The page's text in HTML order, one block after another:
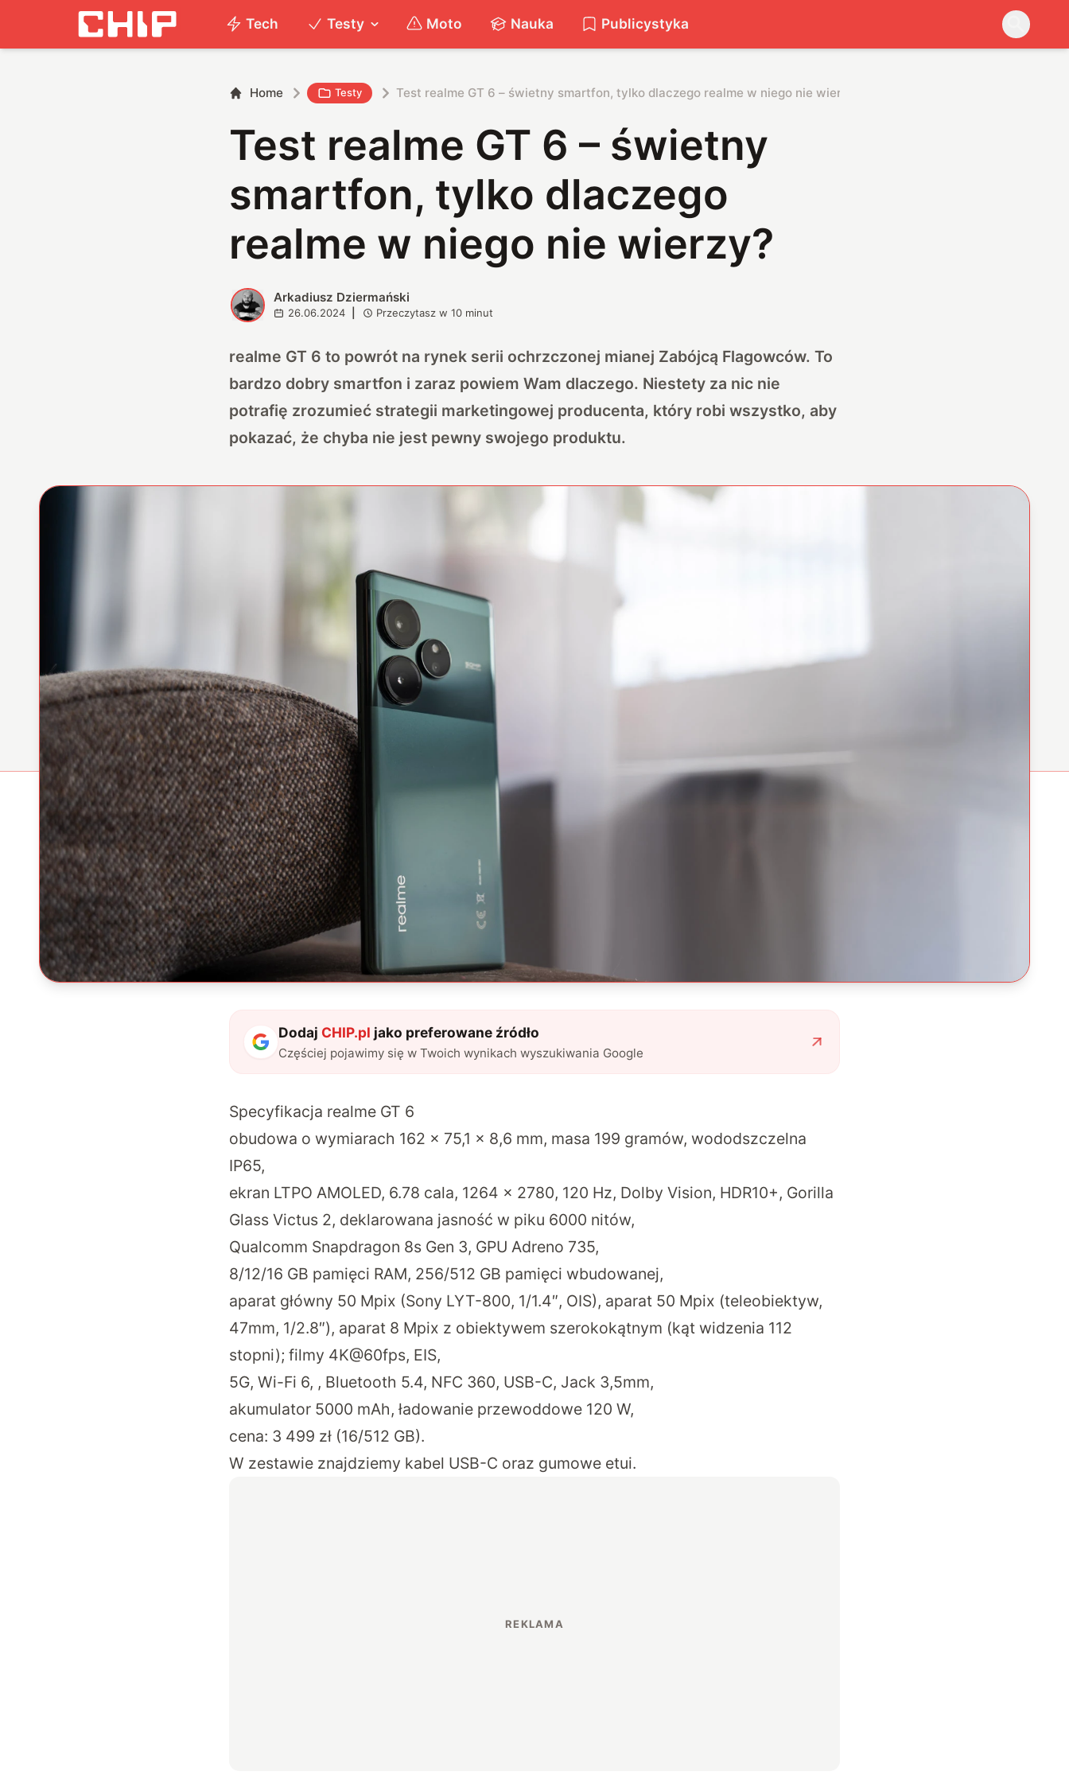
Tech Testy Moto Nauka Publicystyka
Home Testy Test realme GT 6 – świetny smartfon, tylko dlaczego realme w niego nie wierzy?
Test realme GT 6 – świetny
smartfon, tylko dlaczego
realme w niego nie wierzy?
A Arkadiusz Dziermański
26.06.2024 Przeczytasz w10 minut
realme GT 6 to powrót na rynek serii ochrzczonej mianej Zabójcą Flagowców. To
bardzo dobry smartfon i zaraz powiem Wam dlaczego. Niestety za nic nie
potrafię zrozumieć strategii marketingowej producenta, który robi wszystko, aby
pokazać, że chyba nie jest pewny swojego produktu.
Dodaj CHIP.pl jako preferowane źródło
Częściej pojawimy się w Twoich wynikach wyszukiwania Google
Specyfikacja realme GT 6
obudowa o wymiarach 162 x 75,1 x 8,6 mm, masa 199 gramów, wododszczelna
IP65,
ekran LTPO AMOLED, 6.78 cala, 1264 x 2780, 120 Hz, Dolby Vision, HDR10+, Gorilla
Glass Victus 2, deklarowana jasność w piku 6000 nitów,
Qualcomm Snapdragon 8s Gen 3, GPU Adreno 735,
8/12/16 GB pamięci RAM, 256/512 GB pamięci wbudowanej,
aparat główny 50 Mpix (Sony LYT-800, 1/1.4″, OIS), aparat 50 Mpix (teleobiektyw,
47mm, 1/2.8″), aparat 8 Mpix z obiektywem szerokokątnym (kąt widzenia 112
stopni); filmy 4K@60fps, EIS,
5G, Wi-Fi 6, , Bluetooth 5.4, NFC 360, USB-C, Jack 3,5mm,
akumulator 5000 mAh, ładowanie przewoddowe 120 W,
cena: 3 499 zł (16/512 GB).
W zestawie znajdziemy kabel USB-C oraz gumowe etui.